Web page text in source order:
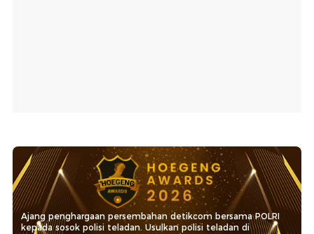
Ajang penghargaan persembahan detikcom bersama POLRI
kepada sosok polisi teladan. Usulkan polisi teladan di